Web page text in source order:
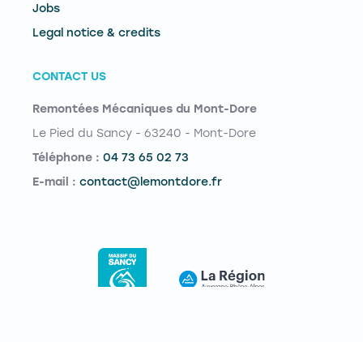
Jobs
Legal notice & credits
CONTACT US
Remontées Mécaniques du Mont-Dore
Le Pied du Sancy - 63240 - Mont-Dore
Téléphone : 04 73 65 02 73
E-mail : contact@lemontdore.fr